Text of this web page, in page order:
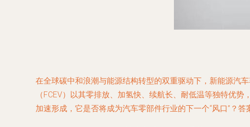
在全球碳中和浪潮与能源结构转型的双重驱动下，新能源汽
（FCEV）以其零排放、加氢快、续航长、耐低温等独特优
加速形成，它是否将成为汽车零部件行业的下一个“风口”？答